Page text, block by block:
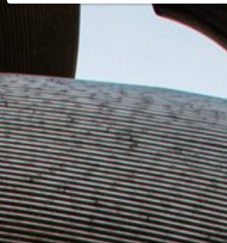
Funktionen und sind für die einwandfreie Funktion der
Zweck:
Dieser Cookie speichert die ausgewählten Einverständnis-Optionen des Benutzers
Cookie Laufzeit:
1 Jahr
TRACKING
Tracking Cookies erfassen Informationen anonym.
Diese Informationen helfen uns zu verstehen, wie
unsere Besucher unsere Website nutzen.
Google Analytics
Name:
_ga, _gid, _gat_gtag_
Anbieter:
Google
Zweck:
Statistik der Seitenaufrufe